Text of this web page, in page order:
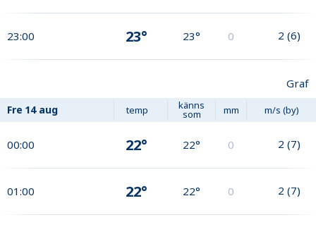
23:00 23° 23° 0 2 (6)
Graf
Fre 14 aug temp känns
som mm m/s (by)
00:00 22° 22° 0 2 (7)
01:00 22° 22° 0 2 (7)